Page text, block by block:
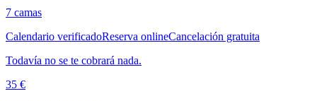
7 camas
Calendario verificadoReserva onlineCancelación gratuita
Todavía no se te cobrará nada.
35 €